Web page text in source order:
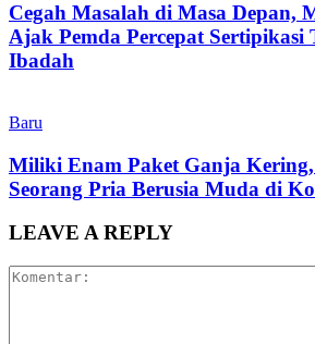
Cegah Masalah di Masa Depan,
Ajak Pemda Percepat Sertipikasi
Ibadah
Baru
Miliki Enam Paket Ganja
Seorang Pria Berusia Muda di
LEAVE A REPLY